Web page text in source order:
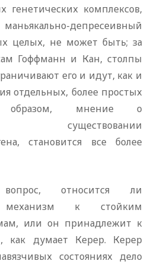
генетических комплексов,
депресеивный
целых, не мо­жет быть; за
Гоффманн и Кан, столпы
его и идут, как и
отдельных, более простых
образом, мне­ние о
существовании
становится все более
относится ли
меха­низм к стойким
или он принадлежит к
как думает Керер. Керер
состояниях дело